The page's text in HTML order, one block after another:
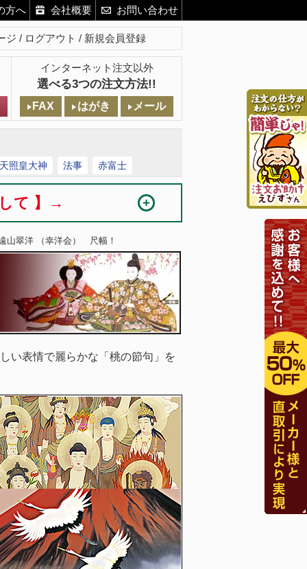
方へ 会社概要 お問い合わせ
ジ ログアウト 新規会員登録
インターネット注文以外
選べる3つの注文方法!!
FAX はがき メール
照皇大神 法事 赤富士
して 】→
山翠洋 （幸洋会） 尺幅！
い表情で麗らかな「桃の節句」を